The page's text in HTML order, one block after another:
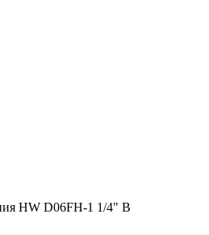
HW D06FH-1 1/4" B